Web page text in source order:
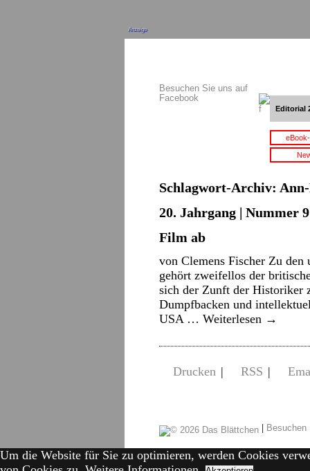
Anzeige
Besuchen Sie uns auf
Facebook
Editorial
Schlagwort-Archiv:
20. Jahrgang | Nummer
Film ab
von Clemens Fischer Zu den
gehört zweifellos der
sich der Zunft der Historiker
Dumpfbacken und
USA … Weiterlesen →
Drucken | RSS |
|
Um die Website für Sie zu optimieren, werden Cookies